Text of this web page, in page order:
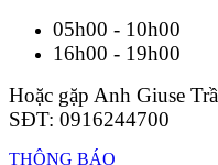
05h00 - 10h00
16h00 - 19h00
Hoặc gặp Anh Giuse
SĐT: 0916244700
THÔNG BÁO